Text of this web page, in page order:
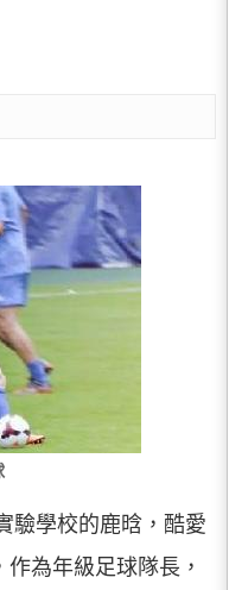
驗學校的鹿晗，酷愛
為年級足球隊長，